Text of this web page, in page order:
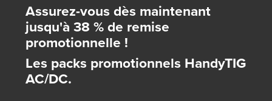
Assurez-vous dès maintenant
jusqu'à 38 % de remise
promotionnelle !
Les packs promotionnels HandyTIG
AC/DC.